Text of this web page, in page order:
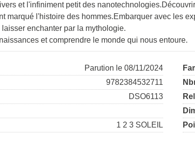
et l'infiniment petit des
marqué l'histoire des hommes.Embarquer avec les
enchanter par la mythologie.
et comprendre le monde qui nous entoure.
Parution le 08/11/2024
9782384532711
DSO6113
1 2 3 SOLEIL